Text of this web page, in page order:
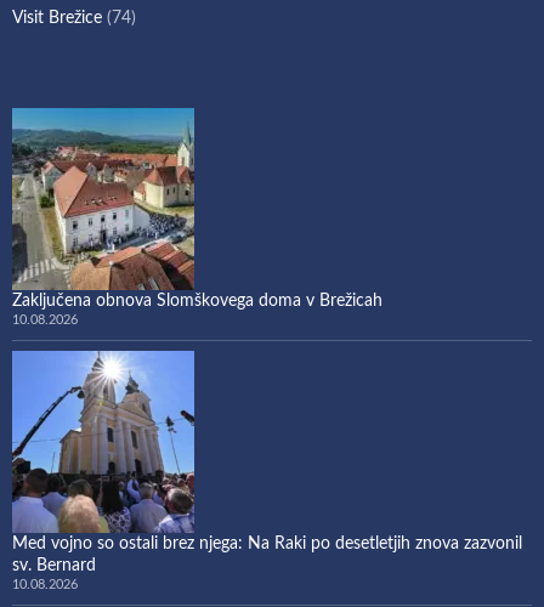
Visit Brežice (74)
Zaključena obnova Slomškovega doma v Brežicah
10.08.2026
Med vojno so ostali brez njega: Na Raki po desetletjih znova zazvonil
sv. Bernard
10.08.2026